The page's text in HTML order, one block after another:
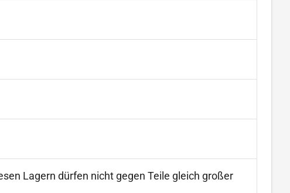
Lagern dürfen nicht gegen Teile gleich großer